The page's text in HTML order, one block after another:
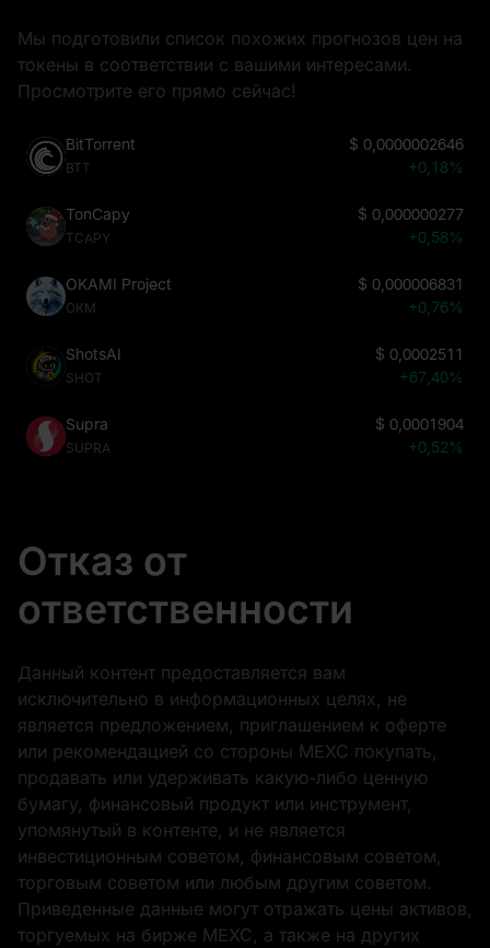
Мы подготовили список похожих прогнозов цен на
токены в соответствии с вашими интересами.
Просмотрите его прямо сейчас!
BitTorrent
BTT
$ 0,0000002646
+0,18%
TonCapy
TCAPY
$ 0,000000277
+0,58%
OKAMI Project
OKM
$ 0,000006831
+0,76%
ShotsAI
SHOT
$ 0,0002511
+67,40%
Supra
SUPRA
$ 0,0001904
+0,52%
Отказ от
ответственности
Данный контент предоставляется вам
исключительно в информационных целях, не
является предложением, приглашением к оферте
или рекомендацией со стороны MEXC покупать,
продавать или удерживать какую-либо ценную
бумагу, финансовый продукт или инструмент,
упомянутый в контенте, и не является
инвестиционным советом, финансовым советом,
торговым советом или любым другим советом.
Приведенные данные могут отражать цены активов,
торгуемых на бирже MEXC, а также на других